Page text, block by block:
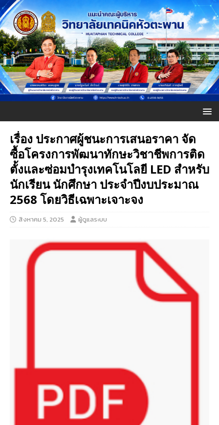
เรื่อง ประกาศผู้ชนะการเสนอราคา จัด
ซื้อโครงการพัฒนาทักษะวิชาชีพการติด
ตั้งและซ่อมบำรุงเทคโนโลยี LED สำหรับ
นักเรียน นักศึกษา ประจำปีงบประมาณ
2568 โดยวิธีเฉพาะเจาะจง
สิงหาคม 5, 2025 ผู้ดูแลระบบ